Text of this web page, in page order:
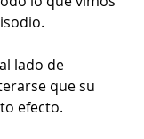
lado de
que su
efecto.